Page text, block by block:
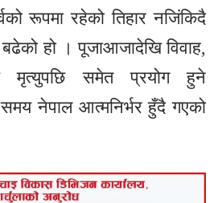
रूपमा रहेको तिहार नजिंकिदै
हो । पूजाआजादेखि विवाह,
मृत्युपछि समेत प्रयोग हुने
नेपाल आत्मनिर्भर हुँदै गएको